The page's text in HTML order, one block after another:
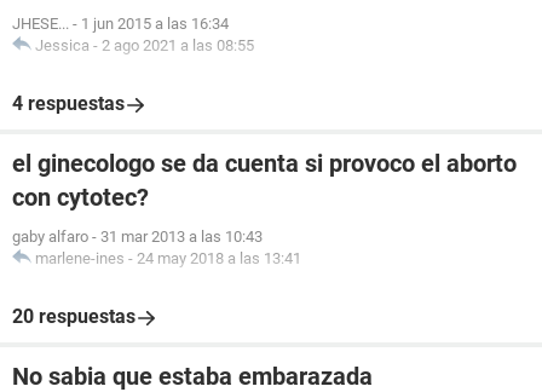
JHESE... - 1 jun 2015 a las 16:34
Jessica - 2 ago 2021 a las 08:55
4 respuestas
el ginecologo se da cuenta si provoco el aborto
con cytotec?
gaby alfaro - 31 mar 2013 a las 10:43
marlene-ines - 24 may 2018 a las 13:41
20 respuestas
No sabia que estaba embarazada